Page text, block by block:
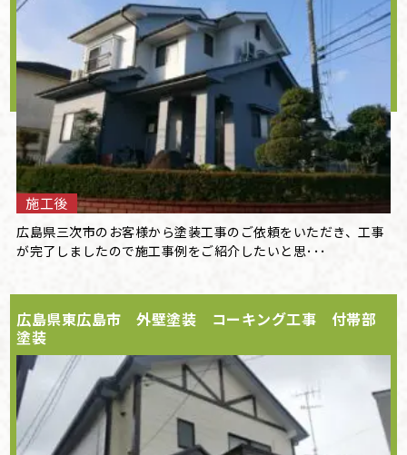
施工後
広島県三次市のお客様から塗装工事のご依頼をいただき、工事
が完了しましたので施工事例をご紹介したいと思･･･
広島県東広島市 外壁塗装 コーキング工事 付帯部
塗装